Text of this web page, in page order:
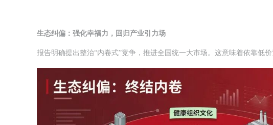
生态纠偏：强化幸福力，回归产业引力场
报告明确提出整治“内卷式”竞争，推进全国统一大市场。这意味着依靠低